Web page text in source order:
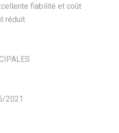
fiabilité et coût
réduit.
2021